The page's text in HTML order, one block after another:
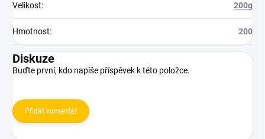
Velikost: 200g
Hmotnost: 200
Diskuze
Buďte první, kdo napíše příspěvek k této položce.
Přidat komentář